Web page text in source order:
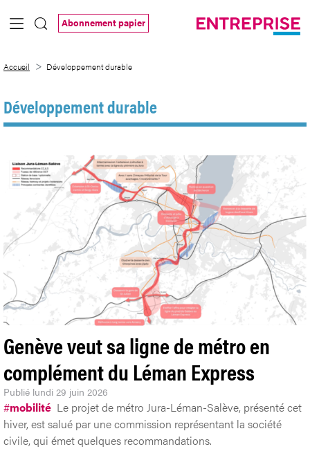
Saut au contenu principal
Abonnement papier
Accueil Développement durable
Développement durable
Genève veut sa ligne de métro en
complément du Léman Express
Publié lundi 29 juin 2026
#mobilité Le projet de métro Jura-Léman-Salève, présenté cet
hiver, est salué par une commission représentant la société
civile, qui émet quelques recommandations.